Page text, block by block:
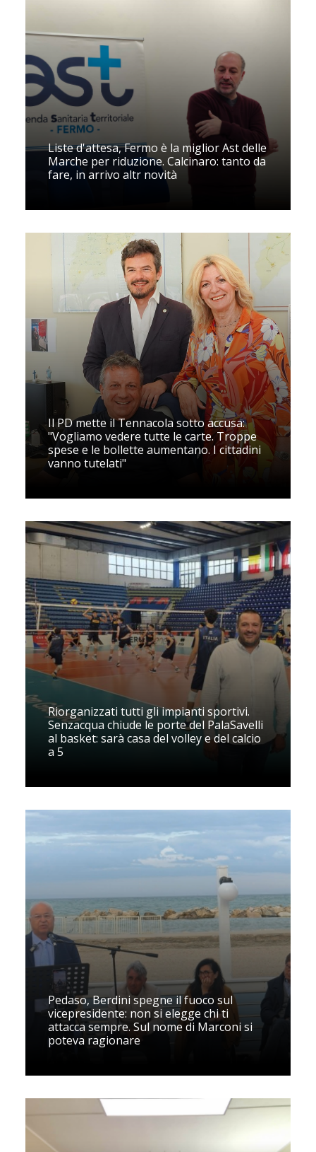
Liste d'attesa, Fermo è la miglior Ast delle
Marche per riduzione. Calcinaro: tanto da
fare, in arrivo altr novità
Il PD mette il Tennacola sotto accusa:
"Vogliamo vedere tutte le carte. Troppe
spese e le bollette aumentano. I cittadini
vanno tutelati"
Riorganizzati tutti gli impianti sportivi.
Senzacqua chiude le porte del PalaSavelli
al basket: sarà casa del volley e del calcio
a 5
Pedaso, Berdini spegne il fuoco sul
vicepresidente: non si elegge chi ti
attacca sempre. Sul nome di Marconi si
poteva ragionare